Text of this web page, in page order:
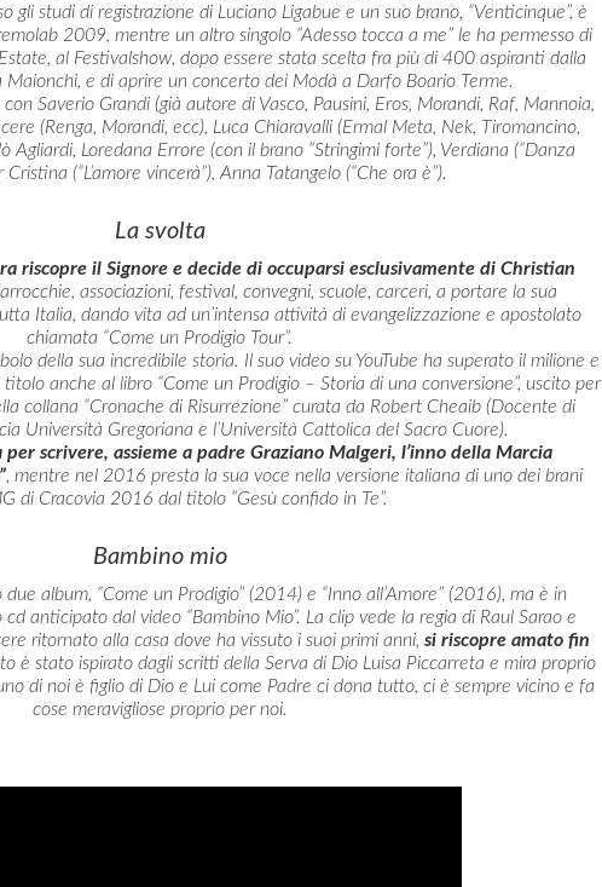
gli studi di registrazione di Luciano Ligabue e un suo brano, “Venticinque”, è
2009, mentre un altro singolo “Adesso tocca a me” le ha permesso di
al Festivalshow, dopo essere stata scelta fra più di 400 aspiranti dalla
e di aprire un concerto dei Modà a Darfo Boario Terme.
Saverio Grandi (già autore di Vasco, Pausini, Eros, Morandi, Raf, Mannoia,
(Renga, Morandi, ecc), Luca Chiaravalli (Ermal Meta, Nek, Tiromancino,
Agliardi, Loredana Errore (con il brano “Stringimi forte”), Verdiana (“Danza
Cristina (“L’amore vincerà”), Anna Tatangelo (“Che ora è”).
La svolta
riscopre il Signore e decide di occuparsi esclusivamente di Christian
associazioni, festival, convegni, scuole, carceri, a portare la sua
Italia, dando vita ad un’intensa attività di evangelizzazione e apostolato
chiamata “Come un Prodigio Tour”.
della sua incredibile storia. Il suo video su YouTube ha superato il milione e
anche al libro “Come un Prodigio – Storia di una conversione”, uscito per
collana “Cronache di Risurrezione” curata da Robert Cheaib (Docente di
Università Gregoriana e l’Università Cattolica del Sacro Cuore).
per scrivere, assieme a padre Graziano Malgeri, l’inno della Marcia
, mentre nel 2016 presta la sua voce nella versione italiana di uno dei brani
di Cracovia 2016 dal titolo “Gesù confido in Te”.
Bambino mio
album, “Come un Prodigio” (2014) e “Inno all’Amore” (2016), ma è in
anticipato dal video “Bambino Mio”. La clip vede la regia di Raul Sarao e
ritornato alla casa dove ha vissuto i suoi primi anni, si riscopre amato fin
è stato ispirato dagli scritti della Serva di Dio Luisa Piccarreta e mira proprio
di noi è figlio di Dio e Lui come Padre ci dona tutto, ci è sempre vicino e fa
cose meravigliose proprio per noi.